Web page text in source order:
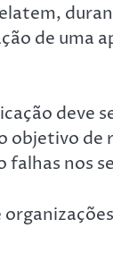
de uma
deve
objetivo de
nos